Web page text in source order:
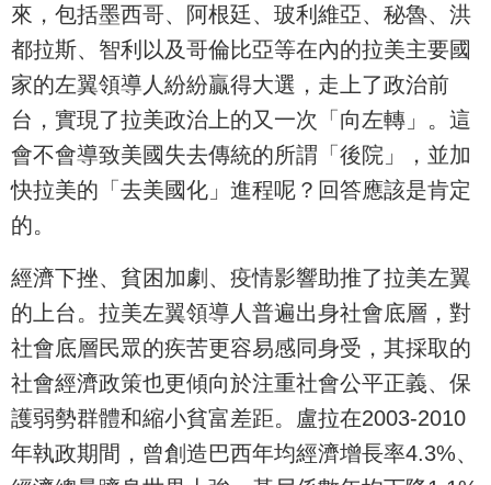
來，包括墨西哥、阿根廷、玻利維亞、秘魯、洪
都拉斯、智利以及哥倫比亞等在內的拉美主要國
家的左翼領導人紛紛贏得大選，走上了政治前
台，實現了拉美政治上的又一次「向左轉」。這
會不會導致美國失去傳統的所謂「後院」，並加
快拉美的「去美國化」進程呢？回答應該是肯定
的。
經濟下挫、貧困加劇、疫情影響助推了拉美左翼
的上台。拉美左翼領導人普遍出身社會底層，對
社會底層民眾的疾苦更容易感同身受，其採取的
社會經濟政策也更傾向於注重社會公平正義、保
護弱勢群體和縮小貧富差距。盧拉在2003-2010
年執政期間，曾創造巴西年均經濟增長率4.3%、